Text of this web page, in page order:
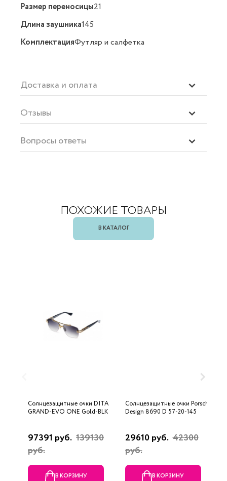
Размер переносицы21
Длина заушника145
КомплектацияФутляр и салфетка
Доставка и оплата
Отзывы
Вопросы ответы
ПОХОЖИЕ ТОВАРЫ
В КАТАЛОГ
Солнцезащитные очки DITA
GRAND-EVO ONE Gold-BLK
97391 руб. 139130
руб.
В КОРЗИНУ
Солнцезащитные очки Porsche
Design 8690 D 57-20-145
29610 руб. 42300
руб.
В КОРЗИНУ